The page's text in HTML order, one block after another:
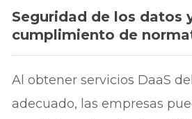
Seguridad de los datos
cumplimiento de
Al obtener servicios DaaS
adecuado, las empresas